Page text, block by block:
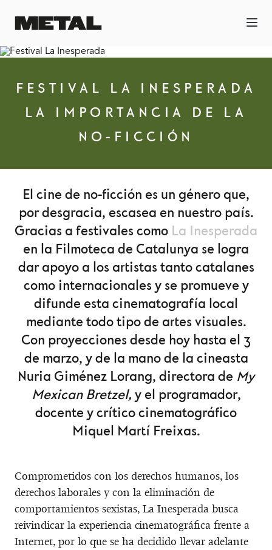
FESTIVAL LA INESPERADA
LA IMPORTANCIA DE LA
NO-FICCIÓN
El cine de no-ficción es un género que,
por desgracia, escasea en nuestro país.
Gracias a festivales como La Inesperada
en la Filmoteca de Catalunya se logra
dar apoyo a los artistas tanto catalanes
como internacionales y se promueve y
difunde esta cinematografía local
mediante todo tipo de artes visuales.
Con proyecciones desde hoy hasta el 3
de marzo, y de la mano de la cineasta
Nuria Giménez Lorang, directora de My
Mexican Bretzel, y el programador,
docente y crítico cinematográfico
Miquel Martí Freixas.
Comprometidos con los derechos humanos, los
derechos laborales y con la eliminación de
comportamientos sexistas, La Inesperada busca
reivindicar la experiencia cinematográfica frente a
Internet, por lo que se ha decidido llevar adelante